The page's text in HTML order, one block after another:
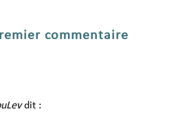
commentaire
dit :